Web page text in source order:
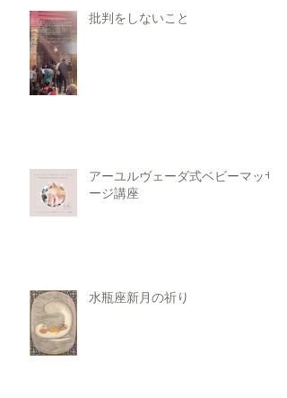
批判をしないこと
アーユルヴェーダ式ベビーマッサ
ージ講座
水瓶座新月の祈り